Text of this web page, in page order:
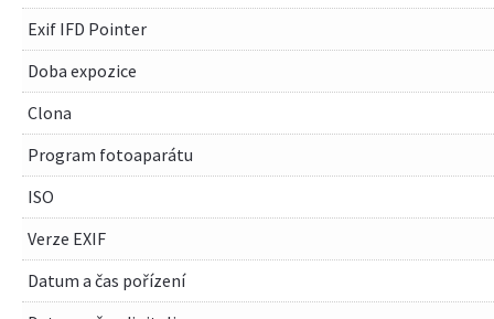
Exif IFD Pointer
Doba expozice
Clona
Program fotoaparátu
ISO
Verze EXIF
Datum a čas pořízení